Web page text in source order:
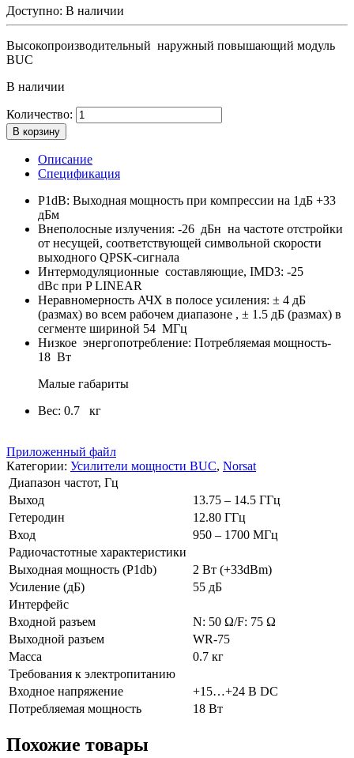
Доступно: В наличии
Высокопроизводительный наружный повышающий модуль
BUC
В наличии
Количество:
В корзину
Описание
Спецификация
P1dB: Выходная мощность при компрессии на 1дБ +33
дБм
Внеполосные излучения: -26 дБн на частоте отстройки
от несущей, соответствующей символьной скорости
выходного QPSK-сигнала
Интермодуляционные составляющие, IMD3: -25
dBc при P LINEAR
Неравномерность АЧХ в полосе усиления: ± 4 дБ
(размах) во всем рабочем диапазоне , ± 1.5 дБ (размах) в
сегменте шириной 54 МГц
Низкое энергопотребление: Потребляемая мощность-
18 Вт
Малые габариты
Вес: 0.7 кг
Приложенный файл
Категории: Усилители мощности BUC, Norsat
Диапазон частот, Гц
Выход
13.75 – 14.5 ГГц
Гетеродин
12.80 ГГц
Вход
950 – 1700 МГц
Радиочастотные характеристики
Выходная мощность (P1db)
2 Вт (+33dBm)
Усиление (дБ)
55 дБ
Интерфейс
Входной разъем
N: 50 Ω/F: 75 Ω
Выходной разъем
WR-75
Масса
0.7 кг
Требования к электропитанию
Входное напряжение
+15…+24 В DC
Потребляемая мощность
18 Вт
Похожие товары